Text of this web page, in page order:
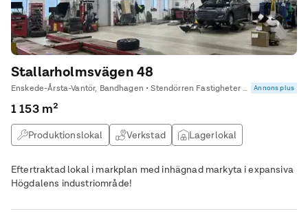
Stallarholmsvägen 48
Enskede-Årsta-Vantör, Bandhagen • Stendörren Fastigheter AB Annons plus
1 153 m²
Produktionslokal Verkstad Lagerlokal
Eftertraktad lokal i markplan med inhägnad markyta i expansiva
Högdalens industriområde!